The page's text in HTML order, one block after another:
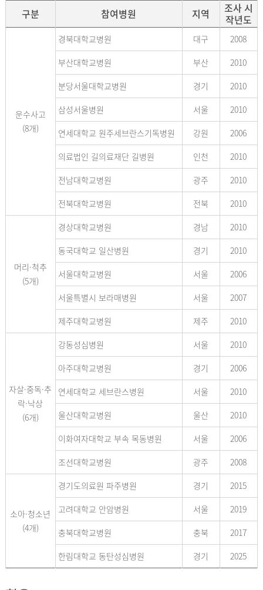
구분 참여병원 지역
조사 시
작년도
운수사고
(8개)
경북대학교병원 대구
2008
부산대학교병원
부산
2010
분당서울대학교병원
경기
2010
삼성서울병원
서울
2010
연세대학교 원주세브란스기독병원
강원
2006
의료법인 길의료재단 길병원
인천
2010
전남대학교병원
광주
2010
전북대학교병원
전북 2010
머리·척추
(5개)
경상대학교병원 경남
2010
동국대학교 일산병원
경기
2010
서울대학교병원
서울
2006
서울특별시 보라매병원
서울
2007
제주대학교병원
제주 2010
자살·중독·추
락·낙상
(6개)
강동성심병원 서울
2010
아주대학교병원
경기
2006
연세대학교 세브란스병원
서울
2010
울산대학교병원
울산
2010
이화여자대학교 부속 목동병원
서울
2006
조선대학교병원
광주 2008
소아·청소년
(4개)
경기도의료원 파주병원 경기
2015
고려대학교 안암병원
서울
2019
충북대학교병원
충북
2017
한림대학교 동탄성심병원
경기 2025